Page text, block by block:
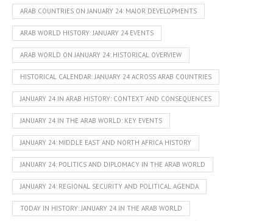
ARAB COUNTRIES ON JANUARY 24: MAJOR DEVELOPMENTS
ARAB WORLD HISTORY: JANUARY 24 EVENTS
ARAB WORLD ON JANUARY 24: HISTORICAL OVERVIEW
HISTORICAL CALENDAR: JANUARY 24 ACROSS ARAB COUNTRIES
JANUARY 24 IN ARAB HISTORY: CONTEXT AND CONSEQUENCES
JANUARY 24 IN THE ARAB WORLD: KEY EVENTS
JANUARY 24: MIDDLE EAST AND NORTH AFRICA HISTORY
JANUARY 24: POLITICS AND DIPLOMACY IN THE ARAB WORLD
JANUARY 24: REGIONAL SECURITY AND POLITICAL AGENDA
TODAY IN HISTORY: JANUARY 24 IN THE ARAB WORLD